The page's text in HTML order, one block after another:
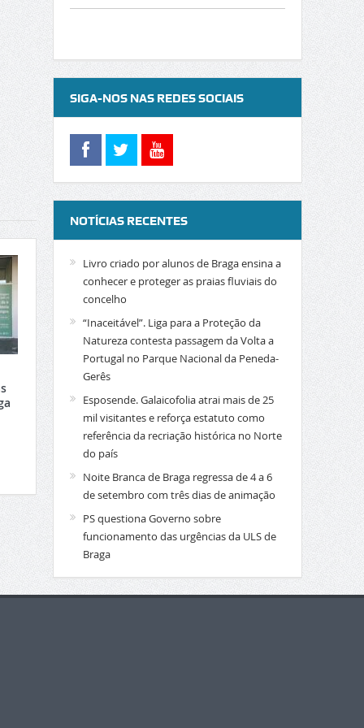
SIGA-NOS NAS REDES SOCIAIS
NOTÍCIAS RECENTES
Livro criado por alunos de Braga ensina a
conhecer e proteger as praias fluviais do
concelho
“Inaceitável”. Liga para a Proteção da
Natureza contesta passagem da Volta a
Portugal no Parque Nacional da Peneda-
Gerês
Esposende. Galaicofolia atrai mais de 25
mil visitantes e reforça estatuto como
referência da recriação histórica no Norte
do país
Noite Branca de Braga regressa de 4 a 6
de setembro com três dias de animação
PS questiona Governo sobre
funcionamento das urgências da ULS de
Braga